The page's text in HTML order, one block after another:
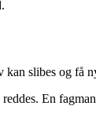
slibes og få
En